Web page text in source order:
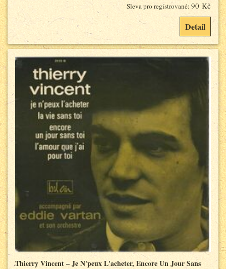
Sleva pro registrované: 90 Kč
Detail
Thierry Vincent – Je N'peux L'acheter, Encore Un Jour Sans